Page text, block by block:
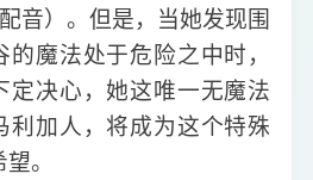
音）。但是，当她发现围
的魔法处于危险之中时，
定决心，她这唯一无魔法
利加人，将成为这个特殊
。